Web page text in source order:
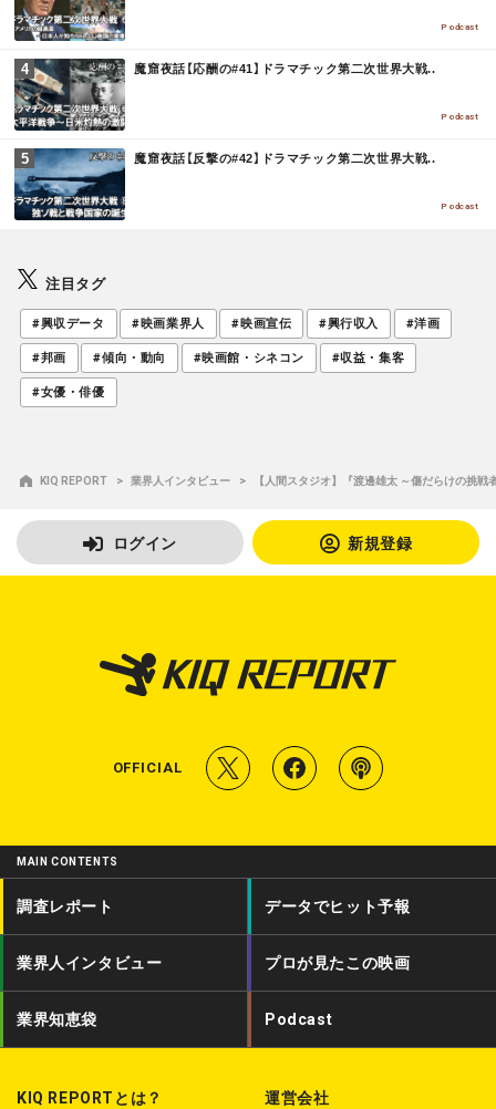
Podcast
魔窟夜話【応酬の#41】ドラマチック第二次世界大戦..
Podcast
魔窟夜話【反撃の#42】ドラマチック第二次世界大戦..
Podcast
注目タグ
#興収データ #映画業界人 #映画宣伝 #興行収入 #洋画
#邦画 #傾向・動向 #映画館・シネコン #収益・集客
#女優・俳優
KIQ REPORT 業界人インタビュー 【人間スタジオ】『渡邊雄太 ～傷だらけの挑戦
ログイン 新規登録
OFFICIAL
T
i
t
f
c
e
b
o
o
P
d
a
s
MAIN CONTENTS
調査レポート データでヒット予報
業界人インタビュー プロが見たこの映画
業界知恵袋 Podcast
KIQ REPORTとは？ 運営会社